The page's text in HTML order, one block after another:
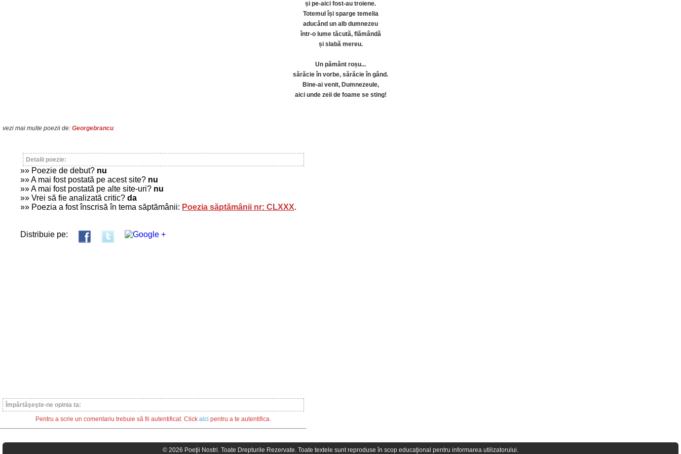
și pe-aici fost-au troiene.
Totemul își sparge temelia
aducând un alb dumnezeu
într-o lume tăcută, flămândă
și slabă mereu.
Un pământ roșu...
sărăcie în vorbe, sărăcie în gând.
Bine-ai venit, Dumnezeule,
aici unde zeii de foame se sting!
vezi mai multe poezii de: Georgebrancu
Detalii poezie:
»» Poezie de debut? nu
»» A mai fost postată pe acest site? nu
»» A mai fost postată pe alte site-uri? nu
»» Vrei să fie analizată critic? da
»» Poezia a fost înscrisă în tema săptămânii: Poezia săptămânii nr: CLXXX.
Distribuie pe:
Împărtăşeşte-ne opinia ta:
Pentru a scrie un comentariu trebuie să fii autentificat. Click aici pentru a te autentifica.
© 2026 Poeţii Nostri. Toate Drepturile Rezervate. Toate textele sunt reproduse în scop educaţional pentru informarea utilizatorului.